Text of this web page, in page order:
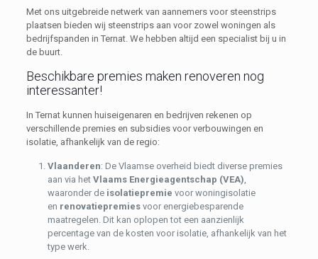
Met ons uitgebreide netwerk van aannemers voor steenstrips
plaatsen bieden wij steenstrips aan voor zowel woningen als
bedrijfspanden in Ternat. We hebben altijd een specialist bij u in
de buurt.
Beschikbare premies maken renoveren nog
interessanter!
In Ternat kunnen huiseigenaren en bedrijven rekenen op
verschillende premies en subsidies voor verbouwingen en
isolatie, afhankelijk van de regio:
Vlaanderen: De Vlaamse overheid biedt diverse premies
aan via het Vlaams Energieagentschap (VEA),
waaronder de isolatiepremie voor woningisolatie
en renovatiepremiesvoor energiebesparende
maatregelen. Dit kan oplopen tot een aanzienlijk
percentage van de kosten voor isolatie, afhankelijk van het
type werk.